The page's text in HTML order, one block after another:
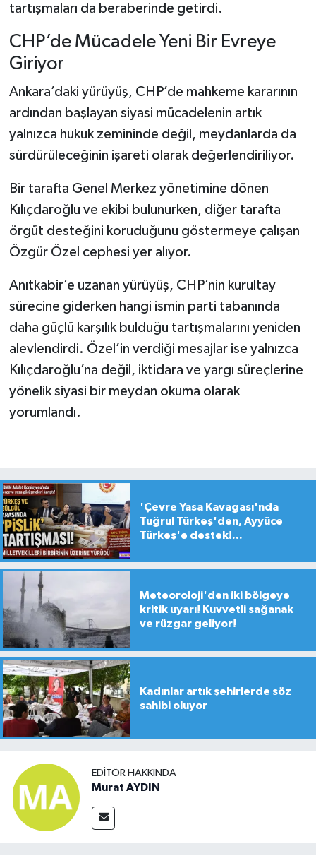
tartışmaları da beraberinde getirdi.
CHP’de Mücadele Yeni Bir Evreye
Giriyor
Ankara’daki yürüyüş, CHP’de mahkeme kararının
ardından başlayan siyasi mücadelenin artık
yalnızca hukuk zemininde değil, meydanlarda da
sürdürüleceğinin işareti olarak değerlendiriliyor.
Bir tarafta Genel Merkez yönetimine dönen
Kılıçdaroğlu ve ekibi bulunurken, diğer tarafta
örgüt desteğini koruduğunu göstermeye çalışan
Özgür Özel cephesi yer alıyor.
Anıtkabir’e uzanan yürüyüş, CHP’nin kurultay
sürecine giderken hangi ismin parti tabanında
daha güçlü karşılık bulduğu tartışmalarını yeniden
alevlendirdi. Özel’in verdiği mesajlar ise yalnızca
Kılıçdaroğlu’na değil, iktidara ve yargı süreçlerine
yönelik siyasi bir meydan okuma olarak
yorumlandı.
'Çevre Yasa Kavagası'nda
Tuğrul Türkeş'den, Ayyüce
Türkeş'e destek!...
Meteoroloji'den iki bölgeye
kritik uyarı! Kuvvetli sağanak
ve rüzgar geliyor!
Kadınlar artık şehirlerde söz
sahibi oluyor
EDITÖR HAKKINDA
Murat AYDIN